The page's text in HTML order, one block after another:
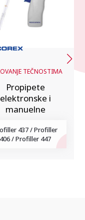
TEČNOSTIMA
Propipete
elektronske i
manuelne
437 / Profiller
406 / Profiller 447